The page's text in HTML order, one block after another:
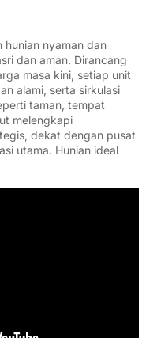
hunian nyaman dan
dan aman. Dirancang
masa kini, setiap unit
alami, serta sirkulasi
taman, tempat
melengkapi
dekat dengan pusat
utama. Hunian ideal